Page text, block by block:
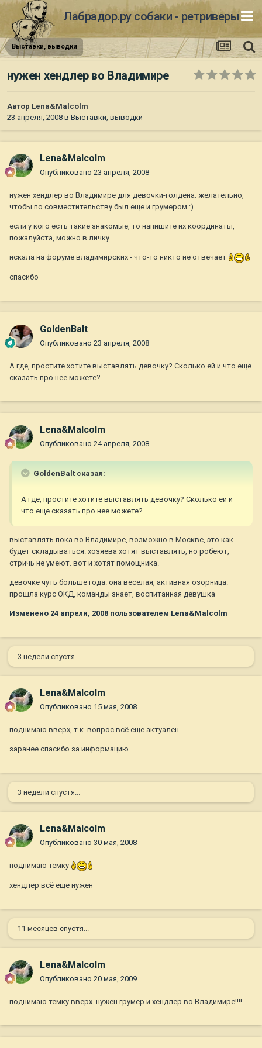
Лабрадор.ру собаки - ретриверы
Выставки, выводки
нужен хендлер во Владимире
Автор Lena&Malcolm
23 апреля, 2008 в Выставки, выводки
Lena&Malcolm
Опубликовано 23 апреля, 2008
нужен хендлер во Владимире для девочки-голдена. желательно,
чтобы по совместительству был еще и грумером :)
если у кого есть такие знакомые, то напишите их координаты,
пожалуйста, можно в личку.
искала на форуме владимирских - что-то никто не отвечает
спасибо
GoldenBalt
Опубликовано 23 апреля, 2008
А где, простите хотите выставлять девочку? Сколько ей и что еще
сказать про нее можете?
Lena&Malcolm
Опубликовано 24 апреля, 2008
GoldenBalt сказал:
А где, простите хотите выставлять девочку? Сколько ей и
что еще сказать про нее можете?
выставлять пока во Владимире, возможно в Москве, это как
будет складываться. хозяева хотят выставлять, но робеют,
стричь не умеют. вот и хотят помощника.
девочке чуть больше года. она веселая, активная озорница.
прошла курс ОКД, команды знает, воспитанная девушка
Изменено 24 апреля, 2008 пользователем Lena&Malcolm
3 недели спустя...
Lena&Malcolm
Опубликовано 15 мая, 2008
поднимаю вверх, т.к. вопрос всё еще актуален.
заранее спасибо за информацию
3 недели спустя...
Lena&Malcolm
Опубликовано 30 мая, 2008
поднимаю темку
хендлер всё еще нужен
11 месяцев спустя...
Lena&Malcolm
Опубликовано 20 мая, 2009
поднимаю темку вверх. нужен грумер и хендлер во Владимире!!!!